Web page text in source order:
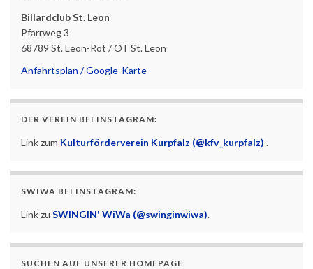
Billardclub St. Leon
Pfarrweg 3
68789 St. Leon-Rot / OT St. Leon
Anfahrtsplan / Google-Karte
DER VEREIN BEI INSTAGRAM:
Link zum Kulturförderverein Kurpfalz (@kfv_kurpfalz) .
SWIWA BEI INSTAGRAM:
Link zu SWINGIN' WiWa (@swinginwiwa).
SUCHEN AUF UNSERER HOMEPAGE